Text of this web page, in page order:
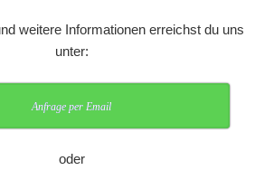
weitere Informationen erreichst du uns
unter:
Anfrage per Email
oder